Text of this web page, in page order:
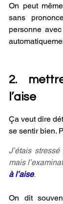
On peut
sans
personne
2.
l’aise
Ça veut dire
se sentir bien.
J’étais
mais
à l’aise.
On dit